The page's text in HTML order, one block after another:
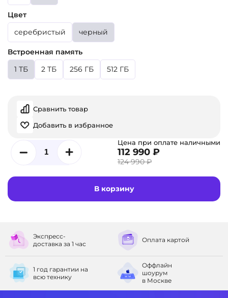
Цвет
серебристый
черный
Встроенная память
1 ТБ
2 ТБ 256 ГБ 512 ГБ
Сравнить товар
Добавить в избранное
Цена при оплате наличными
112 990 ₽
124 990 ₽
В корзину
Экспресс-
доставка за 1 час Оплата картой
1 год гарантии на
всю технику
Оффлайн
шоурум
в Москве